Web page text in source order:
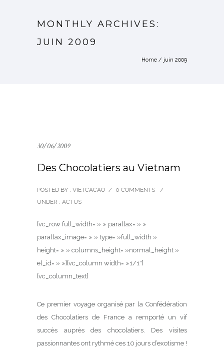
MONTHLY ARCHIVES:
JUIN 2009
Home / juin 2009
30/06/2009
Des Chocolatiers au Vietnam
POSTED BY : VIETCACAO / 0 COMMENTS
/
UNDER : ACTUS
[vc_row full_width= » » parallax= » »
parallax_image= » » type= »full_width »
height= » » columns_height= »normal_height »
el_id= » »][vc_column width= »1/1″]
[vc_column_text]
Ce premier voyage organisé par la Confédération
des Chocolatiers de France a remporté un vif
succès auprès des chocolatiers. Des visites
passionnantes ont rythmé ces 10 jours d’exotisme !